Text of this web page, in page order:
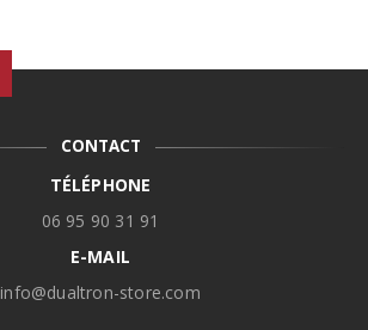
CONTACT
TÉLÉPHONE
06 95 90 31 91
E-MAIL
info@dualtron-store.com